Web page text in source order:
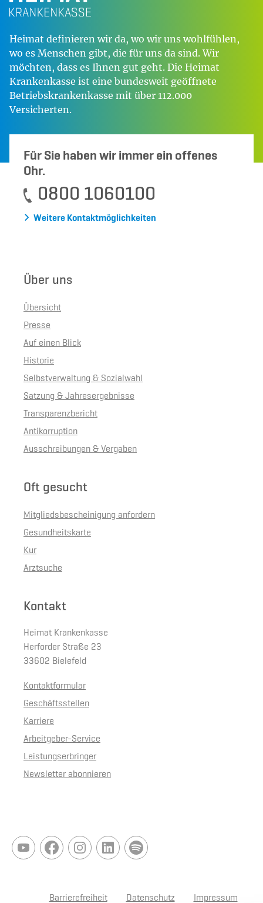
Heimat definieren wir da, wo wir uns wohlfühlen,
wo es Menschen gibt, die für uns da sind. Wir
möchten, dass es Ihnen gut geht. Die Heimat
Krankenkasse ist eine bundesweit geöffnete
Betriebskrankenkasse mit über 112.000
Versicherten.
Für Sie haben wir immer ein offenes
Ohr.
0800 1060100
Weitere Kontaktmöglichkeiten
Über uns
Übersicht
Presse
Auf einen Blick
Historie
Selbstverwaltung & Sozialwahl
Satzung & Jahresergebnisse
Transparenzbericht
Antikorruption
Ausschreibungen & Vergaben
Oft gesucht
Mitgliedsbescheinigung anfordern
Gesundheitskarte
Kur
Arztsuche
Kontakt
Heimat Krankenkasse
Herforder Straße 23
33602 Bielefeld
Kontaktformular
Geschäftsstellen
Karriere
Arbeitgeber-Service
Leistungserbringer
Newsletter abonnieren
Barrierefreiheit Datenschutz Impressum